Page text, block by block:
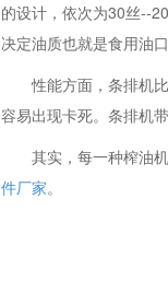
的设计，依次为30丝--
决定油质也就是食用油
性能方面，条排机
容易出现卡死。条排机
其实，每一种榨油
件厂家。